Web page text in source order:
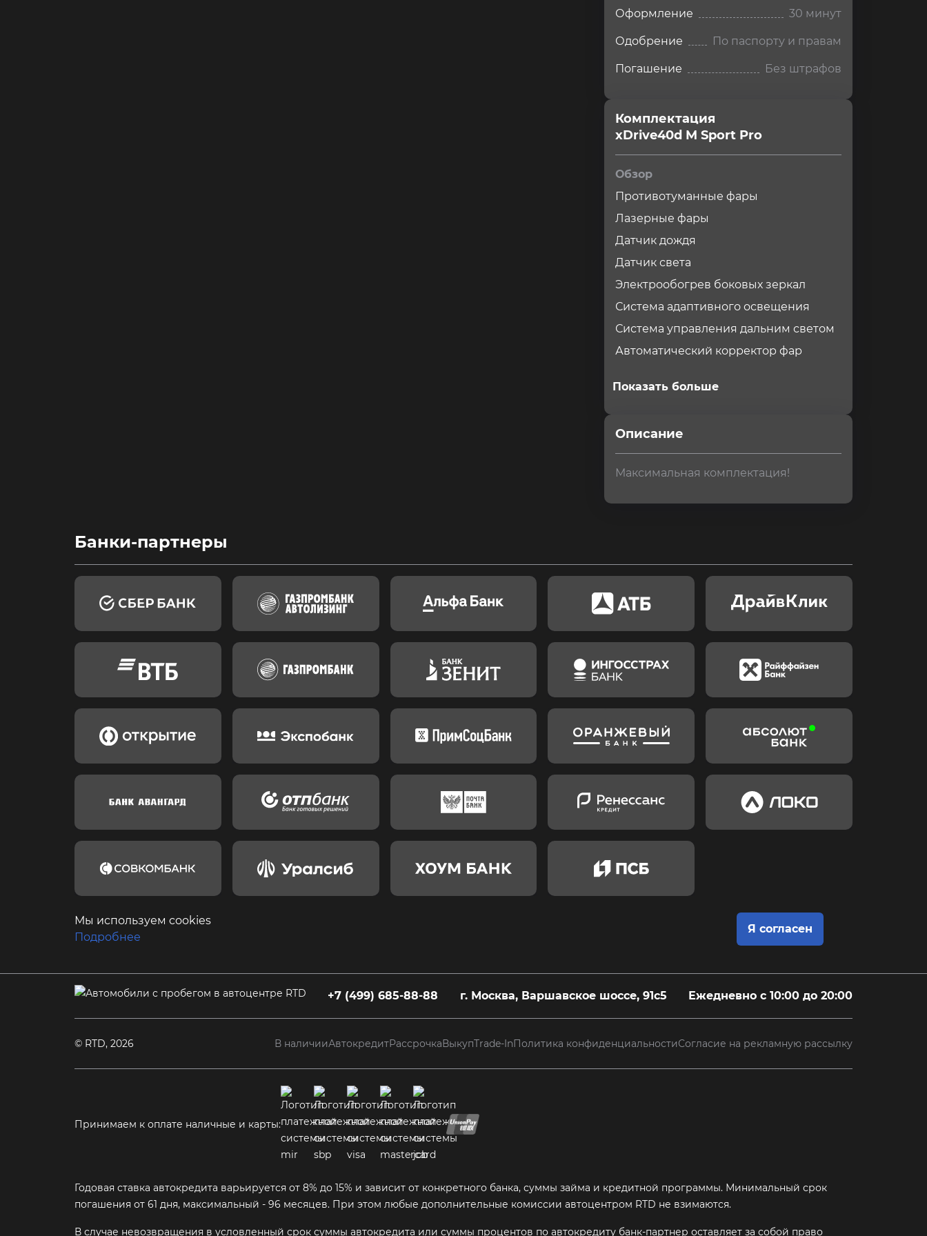
Оформление 30 минут
Одобрение По паспорту и правам
Погашение Без штрафов
Комплектация
xDrive40d M Sport Pro
Обзор
Противотуманные фары
Лазерные фары
Датчик дождя
Датчик света
Электрообогрев боковых зеркал
Система адаптивного освещения
Система управления дальним светом
Автоматический корректор фар
Показать больше
Описание
Максимальная комплектация!
Банки-партнеры
Мы используем cookies
Подробнее
Я согласен
+7 (499) 685-88-88 г. Москва, Варшавское шоссе, 91с5 Ежедневно с 10:00 до 20:00
© RTD, 2026 В наличииАвтокредитРассрочкаВыкупTrade-InПолитика конфиденциальностиСогласие на рекламную рассылку
Принимаем к оплате наличные и карты:
Годовая ставка автокредита варьируется от 8% до 15% и зависит от конкретного банка, суммы займа и кредитной программы. Минимальный срок
погашения от 61 дня, максимальный - 96 месяцев. При этом любые дополнительные комиссии автоцентром RTD не взимаются.
В случае невозвращения в условленный срок суммы автокредита или суммы процентов по автокредиту банк-партнер оставляет за собой право